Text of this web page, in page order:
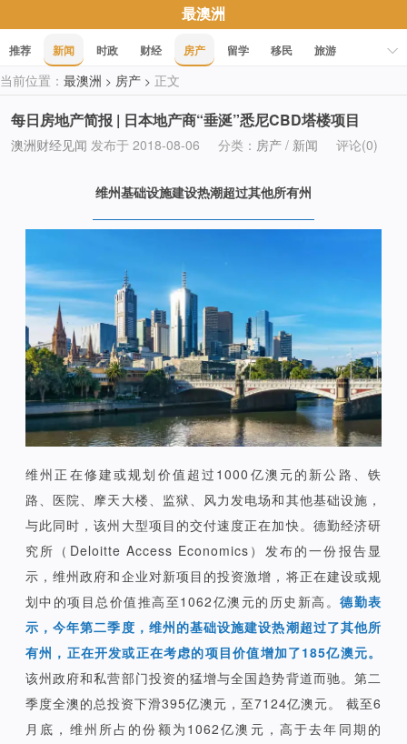
最澳洲
推荐 新闻 时政 财经 房产 留学 移民
旅游
科技
职场 美食 文化
当前位置： 最澳洲 > 房产 > 正文
每日房地产简报 | 日本地产商“垂涎”悉尼CBD塔楼项目
澳洲财经见闻 发布于 2018-08-06 分类： 房产 / 新闻 评论(0)
维州基础设施建设热潮超过其他所有州
维州正在修建或规划价值超过1000亿澳元的新公路、铁
路、医院、摩天大楼、监狱、风力发电场和其他基础设施，
与此同时，该州大型项目的交付速度正在加快。德勤经济研
究所（Deloitte Access Economics）发布的一份报告显
示，维州政府和企业对新项目的投资激增，将正在建设或规
划中的项目总价值推高至1062亿澳元的历史新高。德勤表
示，今年第二季度，维州的基础设施建设热潮超过了其他所
有州，正在开发或正在考虑的项目价值增加了185亿澳元。
该州政府和私营部门投资的猛增与全国趋势背道而驰。第二
季度全澳的总投资下滑395亿澳元，至7124亿澳元。 截至6
月底，维州所占的份额为1062亿澳元，高于去年同期的